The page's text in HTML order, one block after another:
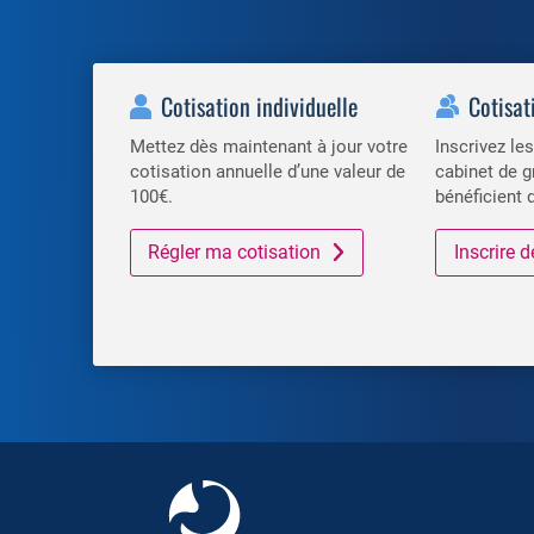
Cotisation individuelle
Mettez dès maintenant à jour votre
cotisation annuelle d’une valeur de
100€.
Régler ma cotisation
Inscrivez
cabinet de
bénéficient
Inscrire